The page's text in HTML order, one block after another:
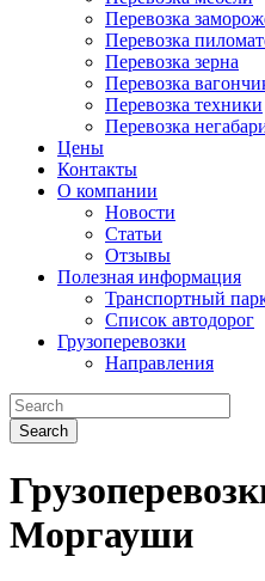
Перевозка
Перевозка
Перевозка зерна
Перевозка
Перевозка техники
Перевозка
Цены
Контакты
О компании
Новости
Статьи
Отзывы
Полезная информация
Транспортный
Список автодорог
Грузоперевозки
Направления
Search
Моргауши